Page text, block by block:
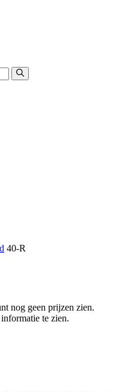
40-R
nog geen prijzen zien.
te zien.